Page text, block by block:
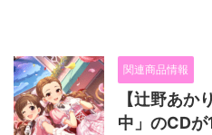
関連商品情報
【辻野あか
中」のCD